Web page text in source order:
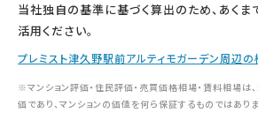
当社独自の基準に基づく算出のため、あくま
活用ください。
プレミスト津久野駅前アルティモガーデン周辺
※マンション評価・住民評価・売買価格相場・賃料相場は
価であり、マンションの価値を何ら保証するものではあり